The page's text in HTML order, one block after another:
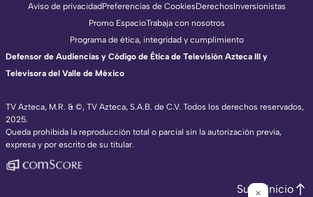
TV Azteca, M.R. & ©, TV Azteca, S.A.B. de C.V. Todos los derechos reservados,
2025.
Queda prohibida la reproducción total o parcial sin la autorización previa,
expresa y por escrito de su titular.
Aviso de privacidadPreferencias de CookiesDerechosInversionistas
Promo EspacioTrabaja con nosotros
Programa de ética, integridad y cumplimiento
Defensor de Audiencias y Código de Ética de Televisión Azteca III y
Televisora del Valle de México
Subir inicio